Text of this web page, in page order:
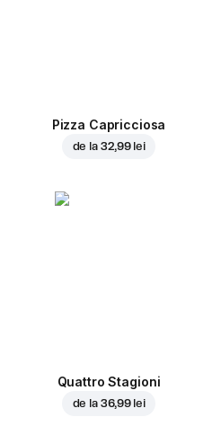
Pizza Capricciosa
de la 32,99 lei
Quattro Stagioni
de la 36,99 lei